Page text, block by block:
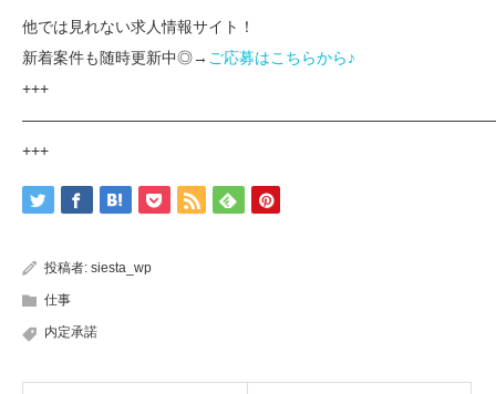
他では見れない求人情報サイト！
新着案件も随時更新中◎→ ご応募はこちらから♪
+++
+++
投稿者: siesta_wp
仕事
内定承諾